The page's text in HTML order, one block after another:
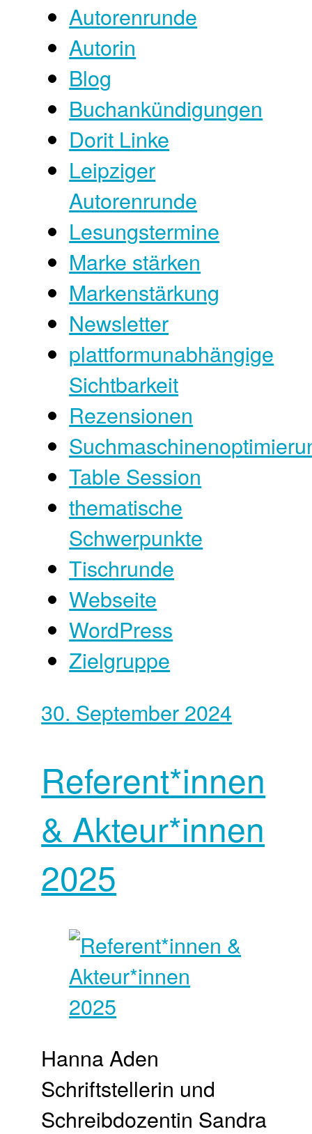
Autorenrunde
Autorin
Blog
Buchankündigungen
Dorit Linke
Leipziger
Autorenrunde
Lesungstermine
Marke stärken
Markenstärkung
Newsletter
plattformunabhängige
Sichtbarkeit
Rezensionen
Table Session
thematische
Schwerpunkte
Tischrunde
Webseite
WordPress
Zielgruppe
30. September 2024
Referent*innen
& Akteur*innen
2025
Hanna Aden
Schriftstellerin und
Schreibdozentin Sandra